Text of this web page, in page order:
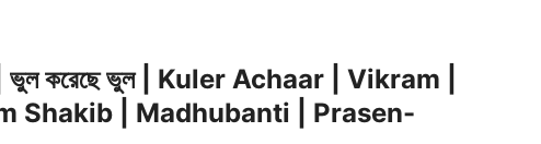
করেছে ভুল | Kuler Achaar | Vikram |
Shakib | Madhubanti | Prasen-